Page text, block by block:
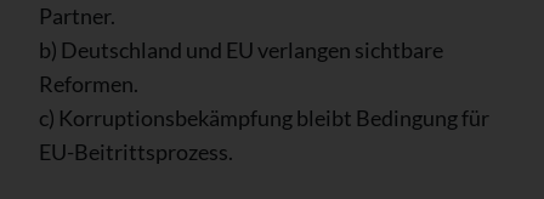
Partner.
b) Deutschland und EU verlangen sichtbare
Reformen.
c) Korruptionsbekämpfung bleibt Bedingung für
EU-Beitrittsprozess.